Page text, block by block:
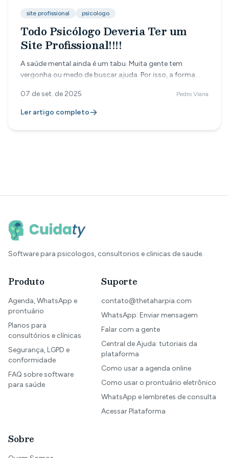
site profissional psicologo
Todo Psicólogo Deveria Ter um
Site Profissional!!!!
A saúde mental ainda é um tabu. Muita gente tem
vergonha ou medo de buscar ajuda. Por isso, a forma
07 de set. de 2025
Pedro Viana
Ler artigo completo
Software para psicologos, consultorios e clinicas de saude.
Produto
Agenda, WhatsApp e
prontuário
Planos para
consultórios e clínicas
Segurança, LGPD e
conformidade
FAQ sobre software
para saúde
Suporte
contato@thetaharpia.com
WhatsApp: Enviar mensagem
Falar com a gente
Central de Ajuda: tutoriais da
plataforma
Como usar a agenda online
Como usar o prontuário eletrônico
WhatsApp e lembretes de consulta
Acessar Plataforma
Sobre